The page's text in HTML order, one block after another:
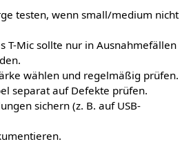
testen, wenn small/medium nicht
T-Mic sollte nur in Ausnahmefällen
wählen und regelmäßig prüfen.
separat auf Defekte prüfen.
sichern (z. B. auf USB-